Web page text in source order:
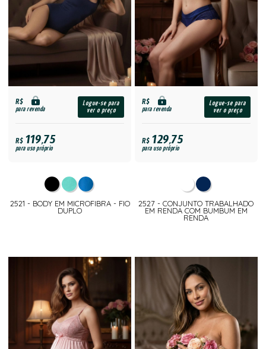
R$
para revenda
Logue-se para
ver o preço
R$119,75
para uso próprio
2521 - BODY EM MICROFIBRA - FIO
DUPLO
R$
para revenda
Logue-se para
ver o preço
R$129,75
para uso próprio
2527 - CONJUNTO TRABALHADO
EM RENDA COM BUMBUM EM
RENDA